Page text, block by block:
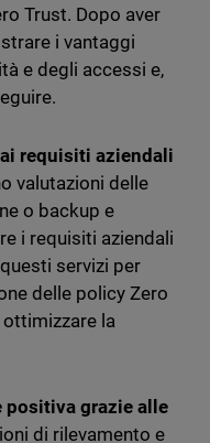
Trust. Dopo aver
i vantaggi
e degli accessi e,
requisiti aziendali
valutazioni delle
o backup e
i requisiti aziendali
servizi per
delle policy Zero
la
positiva grazie alle
di rilevamento e